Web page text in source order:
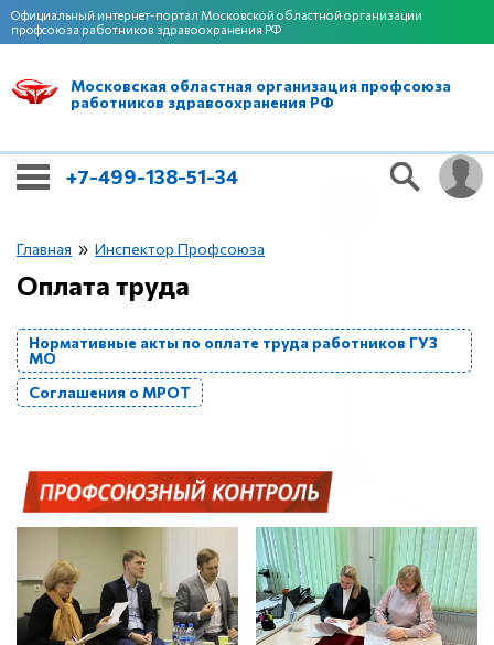
Официальный интернет-портал Московской областной организации
профсоюза работников здравоохранения РФ
Московская областная организация профсоюза
работников здравоохранения РФ
+7-499-138-51-34
Главная » Инспектор Профсоюза
Оплата труда
Нормативные акты по оплате труда работников ГУЗ
МО
Соглашения о МРОТ